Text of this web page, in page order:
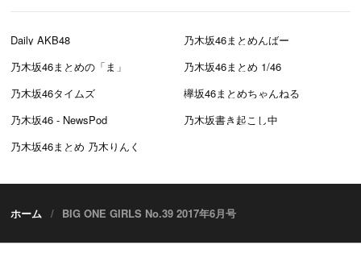
Daily AKB48
乃木坂46まとめんばー
乃木坂46まとめの「ま」
乃木坂46まとめ 1/46
乃木坂46タイムズ
欅坂46まとめちゃんねる
乃木坂46 - NewsPod
乃木坂書き起こし中
乃木坂46まとめ 乃木りんく
ホーム BIG ONE GIRLS No.39 2017年6月号